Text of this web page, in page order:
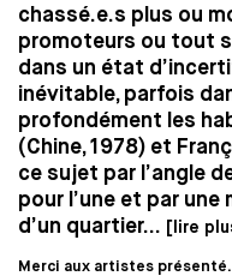
chassé.e.s plus ou
promoteurs ou tout
dans un état
inévitable, parfois
profondément les
(Chine, 1978) et
ce sujet par l’angle
pour l’une et par
d’un quartier...
[lire
Merci aux artistes